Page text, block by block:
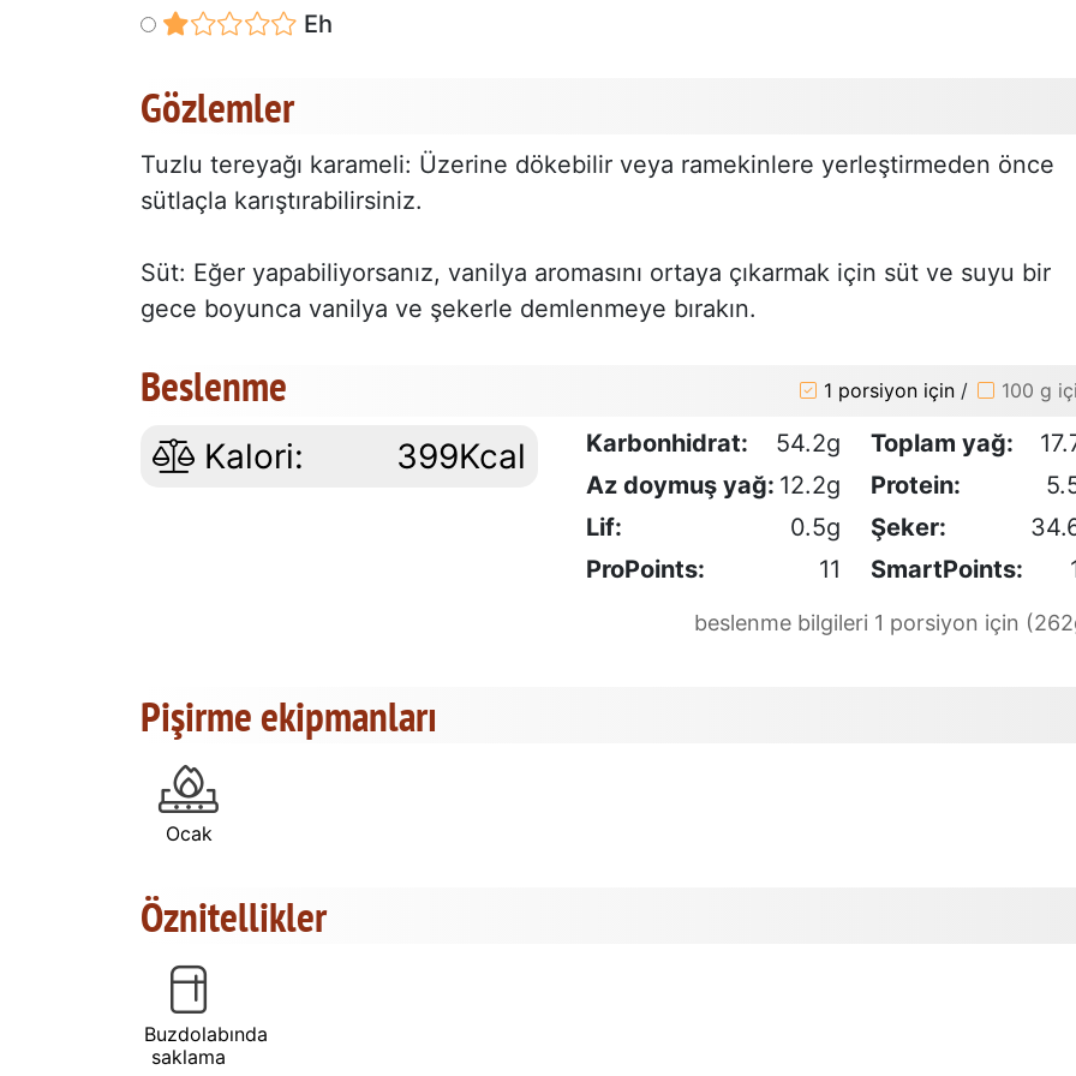
Eh
Gözlemler
Tuzlu tereyağı karameli: Üzerine dökebilir veya ramekinlere yerleştirmeden önce
sütlaçla karıştırabilirsiniz.
Süt: Eğer yapabiliyorsanız, vanilya aromasını ortaya çıkarmak için süt ve suyu bir
gece boyunca vanilya ve şekerle demlenmeye bırakın.
Beslenme 1 porsiyon için / 100 g
Kalori: 399Kcal Karbonhidrat: 54.2g Toplam yağ:
Az doymuş yağ: 12.2g Protein:
Lif:
0.5g Şeker:
ProPoints:
11 SmartPoints:
beslenme bilgileri 1 porsiyon için
Pişirme ekipmanları
Ocak
Öznitellikler
Buzdolabında
saklama